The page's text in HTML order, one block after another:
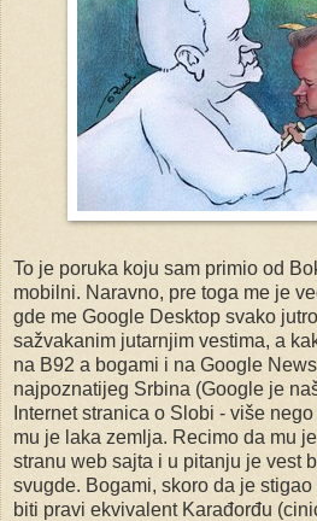
To je poruka koju sam primio od
mobilni. Naravno, pre toga me je
gde me Google Desktop svako
sažvakanim jutarnjim vestima, a
na B92 a bogami i na Google
najpoznatijeg Srbina (Google je
Internet stranica o Slobi - više
mu je laka zemlja. Recimo da mu
stranu web sajta i u pitanju je vest
svugde. Bogami, skoro da je
biti pravi ekvivalent Karađorđu